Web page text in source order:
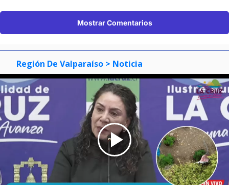
Mostrar Comentarios
Región De Valparaíso > Noticia